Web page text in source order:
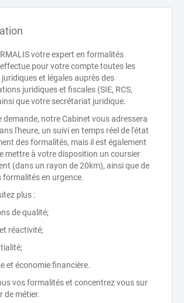
votre expert en formalités
pour votre compte toutes les
et légales auprès des
juridiques et fiscales (SIE, RCS,
que votre secrétariat juridique.
demande, notre Cabinet vous adressera
l'heure, un suivi en temps réel de l'état
des formalités, mais il est également
mettre à votre disposition un coursier
(dans un rayon de 20km), ainsi que de
formalités en urgence.
plus :
de qualité;
réactivité;
et économie financière.
vos formalités et concentrez vous sur
métier.